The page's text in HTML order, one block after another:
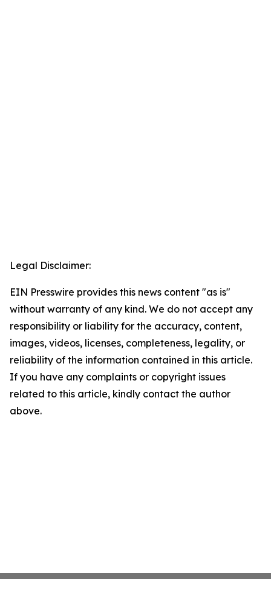
Legal Disclaimer:
EIN Presswire provides this news content "as is"
without warranty of any kind. We do not accept any
responsibility or liability for the accuracy, content,
images, videos, licenses, completeness, legality, or
reliability of the information contained in this article.
If you have any complaints or copyright issues
related to this article, kindly contact the author
above.